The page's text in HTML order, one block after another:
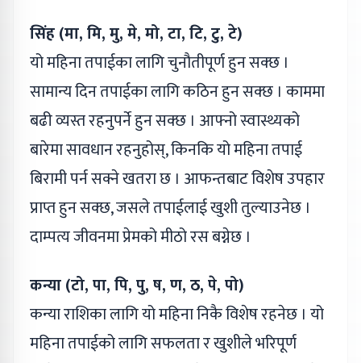
सिंह (मा, मि, मु, मे, मो, टा, टि, टु, टे)
यो महिना तपाईका लागि चुनौतीपूर्ण हुन सक्छ ।
सामान्य दिन तपाईका लागि कठिन हुन सक्छ । काममा
बढी व्यस्त रहनुपर्ने हुन सक्छ । आफ्नो स्वास्थ्यको
बारेमा सावधान रहनुहोस्, किनकि यो महिना तपाई
बिरामी पर्न सक्ने खतरा छ । आफन्तबाट विशेष उपहार
प्राप्त हुन सक्छ, जसले तपाईलाई खुशी तुल्याउनेछ ।
दाम्पत्य जीवनमा प्रेमको मीठो रस बग्नेछ ।
कन्या (टो, पा, पि, पु, ष, ण, ठ, पे, पो)
कन्या राशिका लागि यो महिना निकै विशेष रहनेछ । यो
महिना तपाईको लागि सफलता र खुशीले भरिपूर्ण